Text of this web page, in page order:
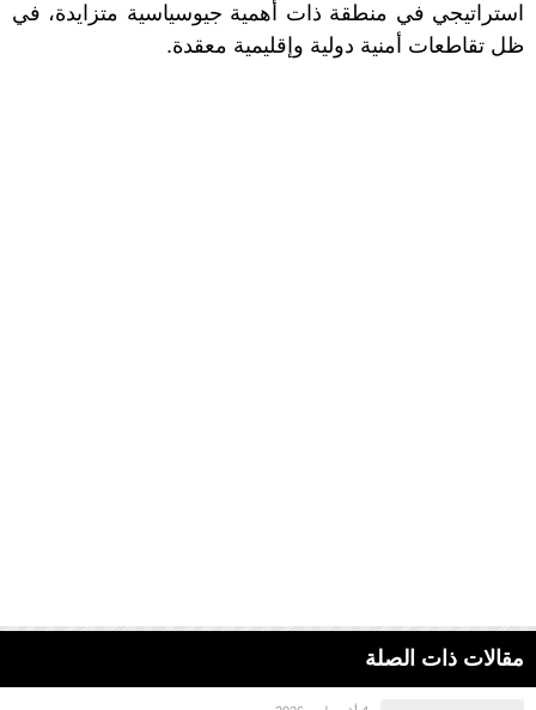
استراتيجي في منطقة ذات أهمية جيوسياسية متزايدة، في
ظل تقاطعات أمنية دولية وإقليمية معقدة.
مقالات ذات الصلة